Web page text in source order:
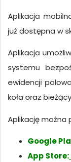
Aplikacja
już dostępna w
Aplikacja
systemu
ewidencji
koła oraz
Aplikację można
Google
App Store: